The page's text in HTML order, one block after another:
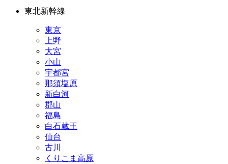
東北新幹線
東京
上野
大宮
小山
宇都宮
那須塩原
新白河
郡山
福島
白石蔵王
仙台
古川
くりこま高原